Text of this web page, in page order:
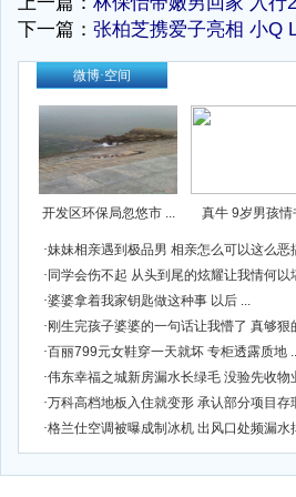
下一篇： 张柏芝携爱子亮相 小Q